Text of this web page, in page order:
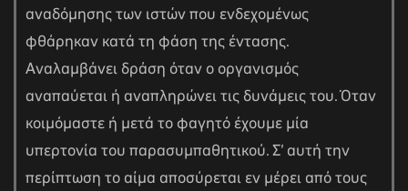
αναδόμησης των ιστών που ενδεχομένως
φθάρηκαν κατά τη φάση της έντασης.
Αναλαμβάνει δράση όταν ο οργανισμός
αναπαύεται ή αναπληρώνει τις δυνάμεις του. Όταν
κοιμόμαστε ή μετά το φαγητό έχουμε μία
υπερτονία του παρασυμπαθητικού. Σ’ αυτή την
περίπτωση το αίμα αποσύρεται εν μέρει από τους